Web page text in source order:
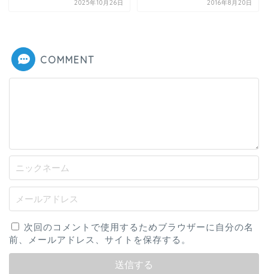
2025年10月26日 2016年8月20日
COMMENT
次回のコメントで使用するためブラウザーに自分の名
前、メールアドレス、サイトを保存する。